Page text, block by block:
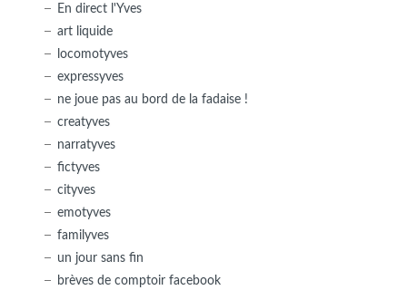
En direct l'Yves
art liquide
locomotyves
expressyves
ne joue pas au bord de la fadaise !
creatyves
narratyves
fictyves
cityves
emotyves
familyves
un jour sans fin
brèves de comptoir facebook